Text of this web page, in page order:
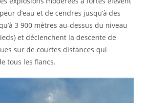
d’eau et de cendres jusqu’à des
3 900 mètres au-dessus du niveau
et déclenchent la descente de
sur de courtes distances qui
tous les flancs.